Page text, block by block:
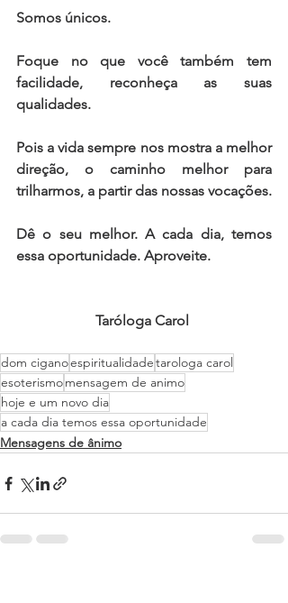
Somos únicos.
Foque no que você também tem
facilidade, reconheça as suas
qualidades.
Pois a vida sempre nos mostra a melhor
direção, o caminho melhor para
Dê o seu melhor. A cada dia, temos
essa oportunidade. Aproveite.
Taróloga Carol
dom ciganoespiritualidadetarologa carol
esoterismomensagem de animo
hoje e um novo dia
a cada dia temos essa oportunidade
Mensagens de ânimo